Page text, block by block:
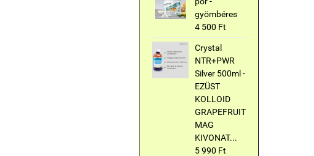
gyömbéres
4 500 Ft
Crystal
NTR+PWR
Silver 500ml -
EZÜST
KOLLOID
GRAPEFRUIT
MAG
KIVONAT...
5 990 Ft